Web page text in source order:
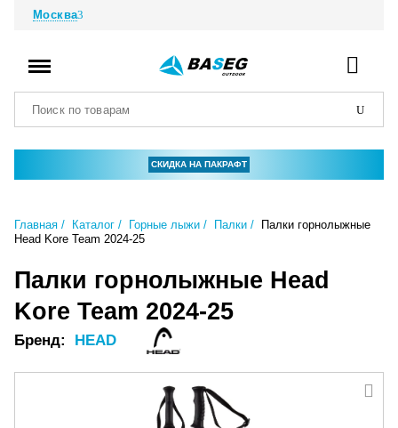
Москва
СКИДКА НА ПАКРАФТ
Главная Каталог Горные лыжи Палки
Палки горнолыжные
Head Kore Team 2024-25
Палки горнолыжные Head
Kore Team 2024-25
Бренд: HEAD